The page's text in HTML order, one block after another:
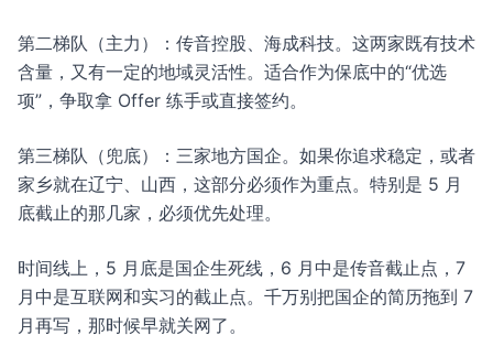
第二梯队（主力）：传音控股、海成科技。这两家既有技术
含量，又有一定的地域灵活性。适合作为保底中的“优选
项”，争取拿 Offer 练手或直接签约。
第三梯队（兜底）：三家地方国企。如果你追求稳定，或者
家乡就在辽宁、山西，这部分必须作为重点。特别是 5 月
底截止的那几家，必须优先处理。
时间线上，5 月底是国企生死线，6 月中是传音截止点，7
月中是互联网和实习的截止点。千万别把国企的简历拖到 7
月再写，那时候早就关网了。